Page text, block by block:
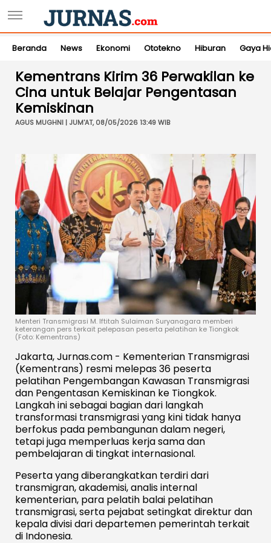
Beranda News Ekonomi Ototekno Hiburan Gaya
Kementrans Kirim 36 Perwakilan ke
Cina untuk Belajar Pengentasan
Kemiskinan
AGUS MUGHNI | JUM'AT, 08/05/2026 13:49 WIB
Menteri Transmigrasi M. Iftitah Sulaiman Suryanagara memberi
keterangan pers terkait pelepasan peserta pelatihan ke Tiongkok
(Foto: Kementrans)
Jakarta, Jurnas.com - Kementerian Transmigrasi
(Kementrans) resmi melepas 36 peserta
pelatihan Pengembangan Kawasan Transmigrasi
dan Pengentasan Kemiskinan ke Tiongkok.
Langkah ini sebagai bagian dari langkah
transformasi transmigrasi yang kini tidak hanya
berfokus pada pembangunan dalam negeri,
tetapi juga memperluas kerja sama dan
pembelajaran di tingkat internasional.
Peserta yang diberangkatkan terdiri dari
transmigran, akademisi, analis internal
kementerian, para pelatih balai pelatihan
transmigrasi, serta pejabat setingkat direktur dan
kepala divisi dari departemen pemerintah terkait
di Indonesia.